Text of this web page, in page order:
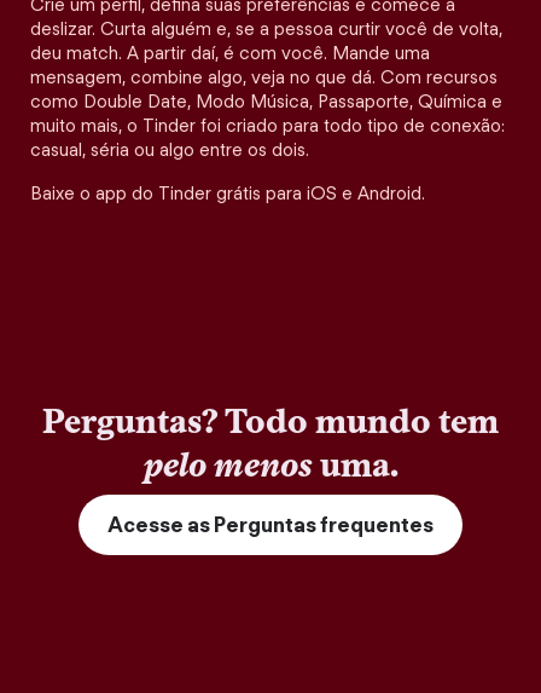
Crie um perfil, defina suas preferências e comece a
deslizar. Curta alguém e, se a pessoa curtir você de volta,
deu match. A partir daí, é com você. Mande uma
mensagem, combine algo, veja no que dá. Com recursos
como Double Date, Modo Música, Passaporte, Química e
muito mais, o Tinder foi criado para todo tipo de conexão:
casual, séria ou algo entre os dois.
Baixe o app do Tinder grátis para iOS e Android.
Perguntas? Todo mundo tem
pelo menosuma.
Acesse as Perguntas frequentes